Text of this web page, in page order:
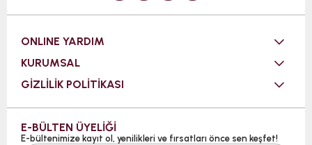
ONLINE YARDIM
KURUMSAL
GİZLİLİK POLİTİKASI
E-BÜLTEN ÜYELİĞİ
E-bültenimize kayıt ol, yenilikleri ve fırsatları önce sen keşfet!